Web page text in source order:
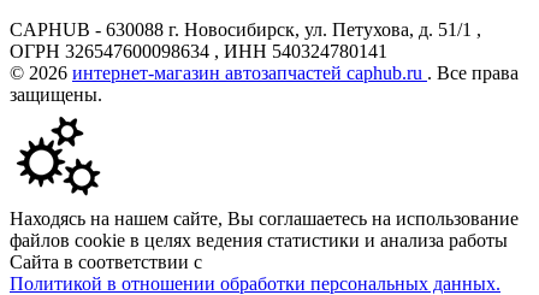
CAPHUB - 630088 г. Новосибирск, ул. Петухова, д. 51/1 ,
ОГРН 326547600098634 , ИНН 540324780141
© 2026 интернет-магазин автозапчастей caphub.ru . Все права
защищены.
Находясь на нашем сайте, Вы соглашаетесь на использование
файлов cookie в целях ведения статистики и анализа работы
Сайта в соответствии с
Политикой в отношении обработки персональных данных.